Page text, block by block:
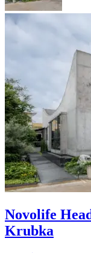
Novolife
Krubka